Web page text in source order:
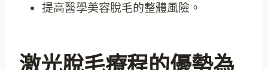
提高醫學美容脫毛的整體風險。